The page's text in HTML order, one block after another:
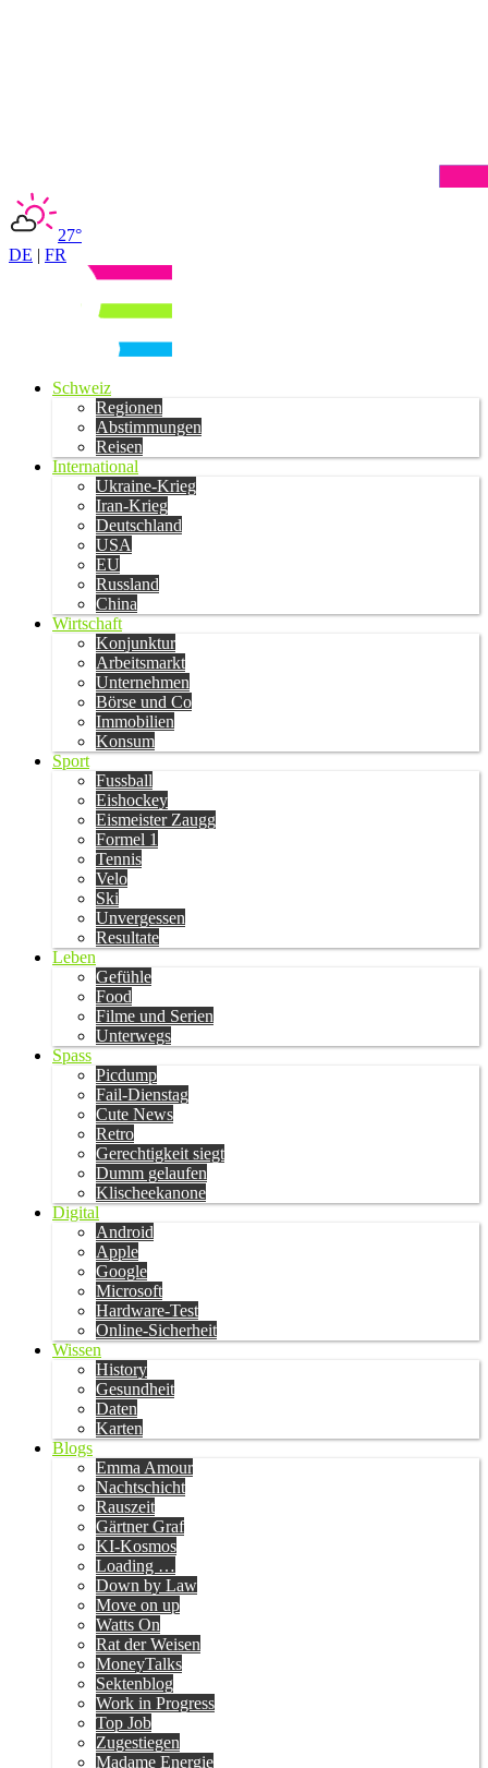
27°
DE | FR
Schweiz
Regionen
Abstimmungen
Reisen
International
Ukraine-Krieg
Iran-Krieg
Deutschland
USA
EU
Russland
China
Wirtschaft
Konjunktur
Arbeitsmarkt
Unternehmen
Börse und Co
Immobilien
Konsum
Sport
Fussball
Eishockey
Eismeister Zaugg
Formel 1
Tennis
Velo
Ski
Unvergessen
Resultate
Leben
Gefühle
Food
Filme und Serien
Unterwegs
Spass
Picdump
Fail-Dienstag
Cute News
Retro
Gerechtigkeit siegt
Dumm gelaufen
Klischeekanone
Digital
Android
Apple
Google
Microsoft
Hardware-Test
Online-Sicherheit
Wissen
History
Gesundheit
Daten
Karten
Blogs
Emma Amour
Nachtschicht
Rauszeit
Gärtner Graf
KI-Kosmos
Loading …
Down by Law
Move on up
Watts On
Rat der Weisen
MoneyTalks
Sektenblog
Work in Progress
Top Job
Zugestiegen
Madame Energie